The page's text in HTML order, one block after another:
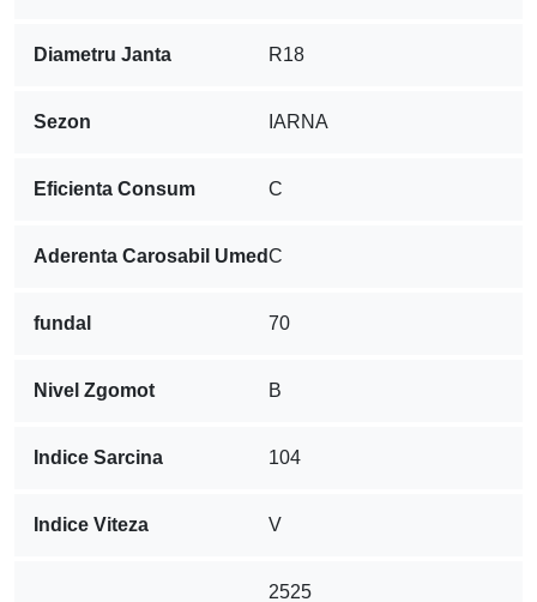
Diametru Janta R18
Sezon IARNA
Eficienta Consum C
Aderenta Carosabil UmedC
fundal 70
Nivel Zgomot B
Indice Sarcina 104
Indice Viteza V
2525